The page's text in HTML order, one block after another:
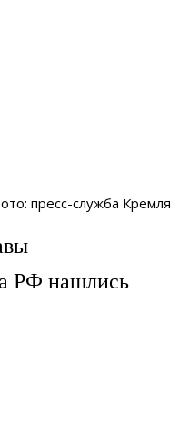
пресс-служба Кремля
РФ нашлись